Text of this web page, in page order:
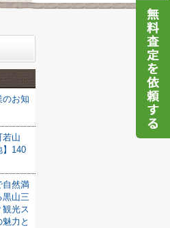
のお知
若山
】140
自然満
黒山三
観光ス
力と